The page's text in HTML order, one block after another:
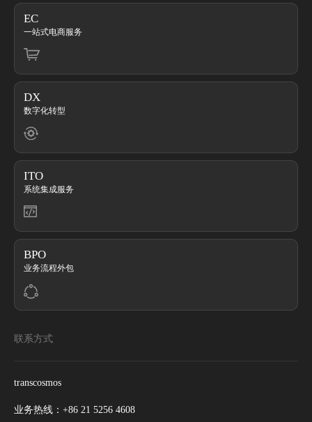
EC
一站式电商服务
DX
数字化转型
ITO
系统集成服务
BPO
业务流程外包
联系方式
transcosmos
业务热线： +86 21 5256 4608